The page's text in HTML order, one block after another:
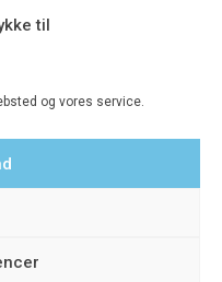
til
og vores service.
man-fre kl. 9-15